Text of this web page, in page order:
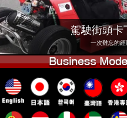
東京秋葉原#2
東京澀谷附屬
東京淺草
駕駛街頭卡
一次難忘的經